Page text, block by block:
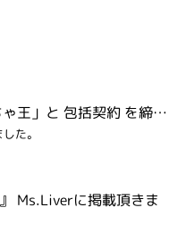
ライバー事務所DAG は「歌っちゃ王」と 包括契約 を締結しました
た。